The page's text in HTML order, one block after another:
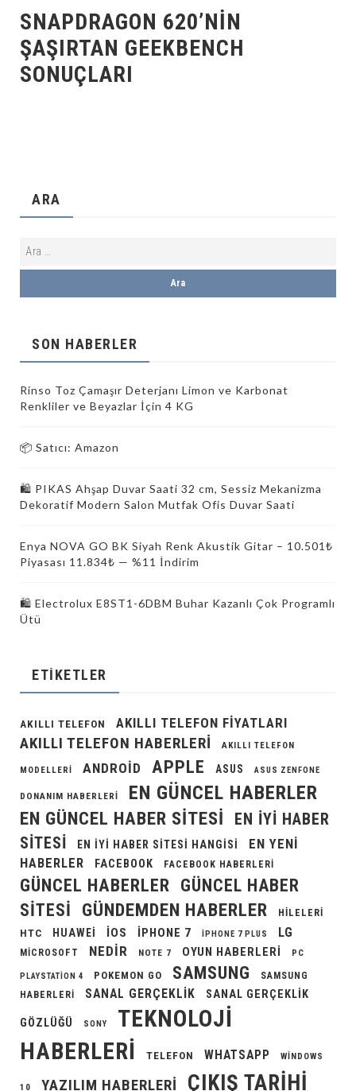
SNAPDRAGON 620’NIN
ŞAŞIRTAN GEEKBENCH
SONUÇLARI
ARA
SON HABERLER
Rinso Toz Çamaşır Deterjanı Limon ve Karbonat
Renkliler ve Beyazlar İçin 4 KG
📦 Satıcı: Amazon
🛍️ PIKAS Ahşap Duvar Saati 32 cm, Sessiz Mekanizma
Dekoratif Modern Salon Mutfak Ofis Duvar Saati
Enya NOVA GO BK Siyah Renk Akustik Gitar – 10.501₺
Piyasası 11.834₺ — %11 İndirim
🛍 Electrolux E8ST1-6DBM Buhar Kazanlı Çok Programlı
Ütü
ETIKETLER
AKILLI TELEFON AKILLI TELEFON FIYATLARI
AKILLI TELEFON HABERLERI AKILLI TELEFON
MODELLERI ANDROID APPLE ASUS ASUS ZENFONE
DONANIM HABERLERI EN GÜNCEL HABERLER
EN GÜNCEL HABER SITESI
EN IYI HABER
SITESI
EN IYI HABER SITESI HANGISI
EN YENI
HABERLER
FACEBOOK FACEBOOK HABERLERI
GÜNCEL HABERLER
GÜNCEL HABER
SITESI
GÜNDEMDEN HABERLER
HILELERI
HTC
HUAWEI IOS IPHONE 7 IPHONE 7 PLUS LG
MICROSOFT NEDIR NOTE 7 OYUN HABERLERI PC
PLAYSTATION 4 POKEMON GO SAMSUNG
SAMSUNG
HABERLERI
SANAL GERÇEKLIK SANAL GERÇEKLIK
GÖZLÜĞÜ SONY
TEKNOLOJI
HABERLERI
TELEFON WHATSAPP WINDOWS
10 YAZILIM HABERLERI ÇIKIŞ TARIHI